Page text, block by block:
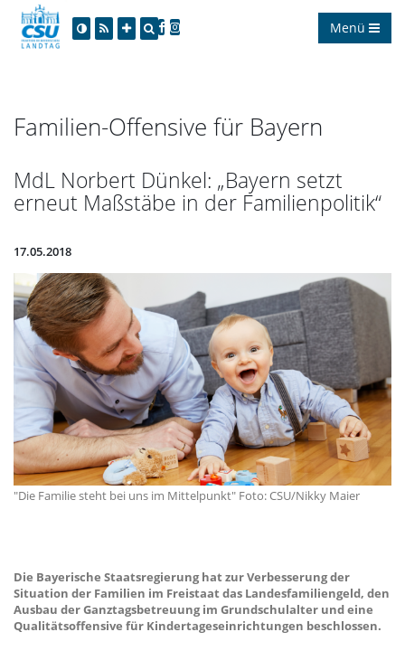
Menü
Familien-Offensive für Bayern
MdL Norbert Dünkel: „Bayern setzt
erneut Maßstäbe in der Familienpolitik“
17.05.2018
"Die Familie steht bei uns im Mittelpunkt" Foto: CSU/Nikky Maier
Die Bayerische Staatsregierung hat zur Verbesserung der
Situation der Familien im Freistaat das Landesfamiliengeld, den
Ausbau der Ganztagsbetreuung im Grundschulalter und eine
Qualitätsoffensive für Kindertageseinrichtungen beschlossen.